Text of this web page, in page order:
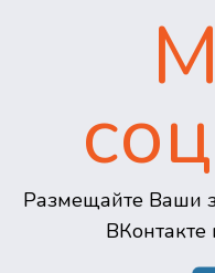
Размещайте Ваши
ВКонтакте